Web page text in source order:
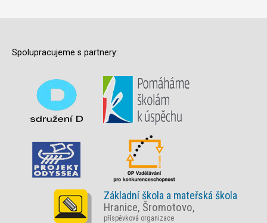
Spolupracujeme s partnery:
Základní škola a mateřská škola
Hranice, Šromotovo,
příspěvková organizace